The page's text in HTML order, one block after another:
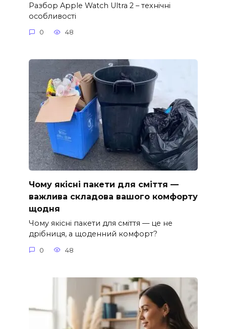
Разбор Apple Watch Ultra 2 – технічні
особливості
0 48
Чому якісні пакети для сміття —
важлива складова вашого комфорту
щодня
Чому якісні пакети для сміття — це не
дрібниця, а щоденний комфорт?
0 48